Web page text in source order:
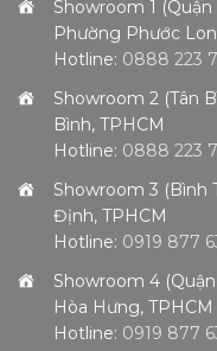
Showroom 1
Phường Phước
Hotline: 0888 223
Showroom 2 (Tân
Bình, TPHCM
Hotline: 0888 223
Showroom 3 (Bình
Định, TPHCM
Hotline: 0919 877
Showroom 4
Hòa Hưng, TPHCM
Hotline: 0919 877